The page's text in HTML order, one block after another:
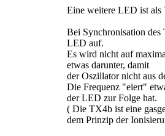
Eine weitere LED ist als
Bei Synchronisation des
LED auf.
Es wird nicht auf
etwas darunter, damit
der Oszillator nicht aus
Die Frequenz "eiert"
der LED zur Folge hat.
( Die TX4b ist eine
dem Prinzip der